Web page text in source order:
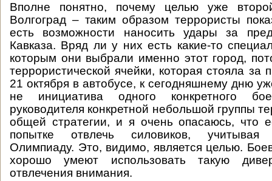
Вполне понятно, почему целью уже
Волгоград – таким образом террористы
есть возможности наносить удары за
Кавказа. Вряд ли у них есть какие-то
которым они выбрали именно этот город,
террористической ячейки, которая стояла за
21 октября в автобусе, к сегодняшнему дню
не инициатива одного конкретного
руководителя конкретной небольшой группы
общей стратегии, и я очень опасаюсь, что
попытке отвлечь силовиков, учитывая
Олимпиаду. Это, видимо, является целью.
хорошо умеют использовать такую
отвлечения внимания.